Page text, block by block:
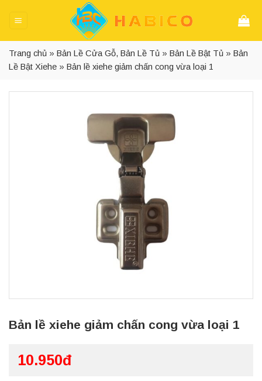
Trang chủ » Bản Lề Cửa Gỗ, Bản Lề Tủ » Bản Lề Bật Tủ » Bản
Lề Bật Xiehe » Bản lề xiehe giảm chấn cong vừa loại 1
Bản lề xiehe giảm chấn cong vừa loại 1
10.950đ